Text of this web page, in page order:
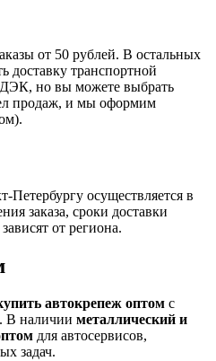
от 50 рублей. В остальных
доставку транспортной
но вы можете выбрать
продаж, и мы оформим
Петербургу осуществляется в
заказа, сроки доставки
от региона.
автокрепеж оптом с
В наличии металлический и
для автосервисов,
задач.